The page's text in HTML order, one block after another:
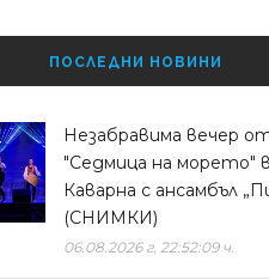
ПОСЛЕДНИ НОВИНИ
Незабравима вечер
"Седмица на морето" в
Каварна с ансамбъл
(СНИМКИ)
06.08.2026 г. 22:52:09 ч.